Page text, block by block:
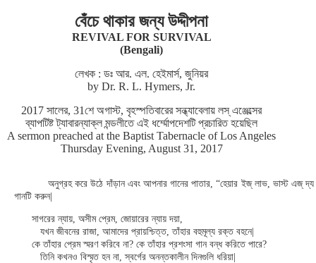
বেঁচে থাকার জন্য উদ্দীপনা
REVIVAL FOR SURVIVAL
(Bengali)
লেখক : ডঃ আর. এল. হেইমার্স, জুনিয়র
by Dr. R. L. Hymers, Jr.
2017 সালের, 31শে অগাস্ট, বৃহস্পতিবারের সন্ধ্যাবেলায় লস্ এঞ্জেল্সের
ব্যাপটিষ্ট ট্যাবারন্যাক্ল মন্ডলীতে এই ধর্ম্মোপদেশটি প্রচারিত হয়েছিল
A sermon preached at the Baptist Tabernacle of Los Angeles
Thursday Evening, August 31, 2017
অনুগ্রহ করে উঠে দাঁড়ান এবং আপনার গানের পাতার, “হেয়ার ইজ্ লাভ, ভাস্ট এজ্
গানটি করুন|
সাগরের ন্যায়, অসীম প্রেম, জোয়ারের ন্যায় দয়া,
যখন জীবনের রাজা, আমাদের প্রায়শ্চিত্ত, তাঁহার বহুমূল্য রক্ত বহনে|
কে তাঁহার প্রেম স্মরণ করিবে না? কে তাঁহার প্রশংসা গান বন্ধ করিতে পারে?
তিনি কখনও বিস্মৃত হন না, স্বর্গের অনন্তকালীন দিনগুলি ধরিয়া|